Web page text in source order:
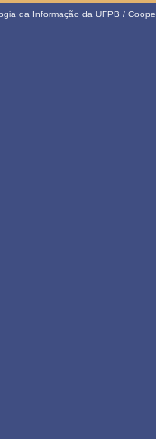
da Informação da UFPB /